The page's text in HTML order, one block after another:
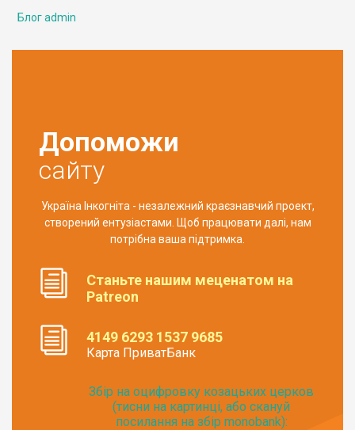
Блог admin
Допоможи
сайту
Україна Інкогніта - незалежний краєзнавчий проект,
створений ентузіастами. Щоб працювати далі, нам
потрібна ваша підтримка.
Станьте нашим меценатом на
Patreon
4149 6293 1537 9685
Карта ПриватБанк
Збір на оцифровку козацьких церков
(тисни на картинці, або скануй
посилання на збір monobank):